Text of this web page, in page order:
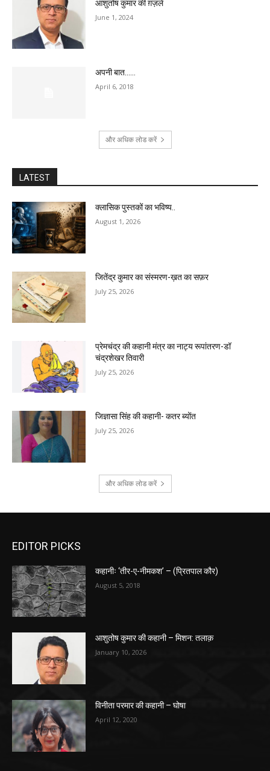
आशुतोष कुमार की ग़ज़लें
June 1, 2024
अपनी बात……
April 6, 2018
और अधिक लोड करें
LATEST
क्लासिक पुस्तकों का भविष्य..
August 1, 2026
जितेंद्र कुमार का संस्मरण-ख़त का सफ़र
July 25, 2026
प्रेमचंद्र की कहानी मंत्र का नाट्य रूपांतरण-डॉ
चंद्रशेखर तिवारी
July 25, 2026
जिज्ञासा सिंह की कहानी- कतर ब्योंत
July 25, 2026
और अधिक लोड करें
EDITOR PICKS
कहानीः ‘तीर-ए-नीमकश’ – (प्रितपाल कौर)
August 5, 2018
आशुतोष कुमार की कहानी – मिशन: तलाक़
January 10, 2026
विनीता परमार की कहानी – घोषा
April 12, 2020